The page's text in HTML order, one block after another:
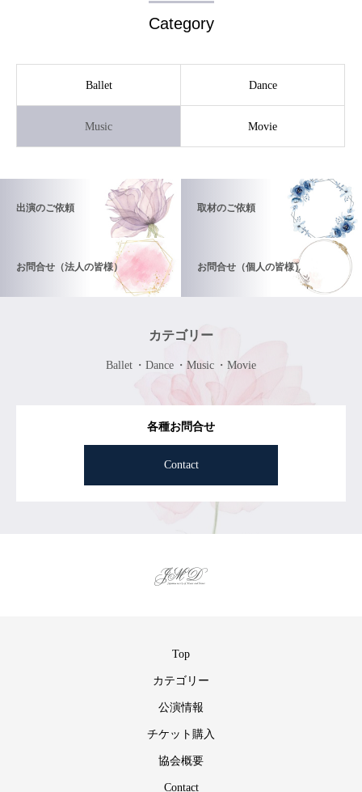
Category
Ballet Dance
Music Movie
出演のご依頼 取材のご依頼
お問合せ（法人の皆様） お問合せ（個人の皆様）
カテゴリー
Ballet Dance Music Movie
各種お問合せ
Contact
Top
カテゴリー
公演情報
チケット購入
協会概要
Contact